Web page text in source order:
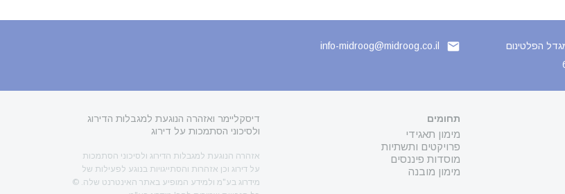
info-midroog@midroog.co.il
תחומים
מימון תאגידי
פרויקטים ותשתיות
מוסדות פיננסים
מימון מובנה
דיסקליימר ואזהרה הנוגעת למגבלות הדירוג
ולסיכוני הסתמכות על דירוג
אזהרה הנוגעת למגבלות הדירוג ולסיכוני הסתמכות
על דירוג וכן אזהרות והסתייגויות בנוגע לפעילות של
מידרוג בע"מ ולמידע המופיע באתר האינטרנט שלה. ©